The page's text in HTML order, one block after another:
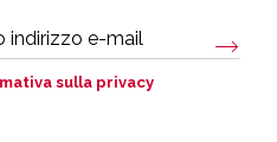
sulla privacy